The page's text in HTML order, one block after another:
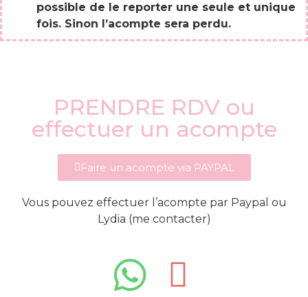
possible de le reporter une seule et unique
fois. Sinon l’acompte sera perdu.
PRENDRE RDV ou
effectuer un acompte
Faire un acompte via PAYPAL
Vous pouvez effectuer l’acompte par Paypal ou
Lydia (me contacter)